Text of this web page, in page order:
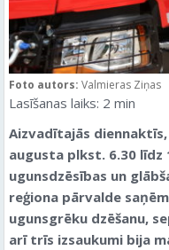
Foto autors: Valmieras Ziņas
Lasīšanas laiks: 2 min
Aizvadītajās
augusta plkst. 6.30 līdz
ugunsdzēsības un
reģiona pārvalde
ugunsgrēku dzēšanu,
arī trīs izsaukumi bija